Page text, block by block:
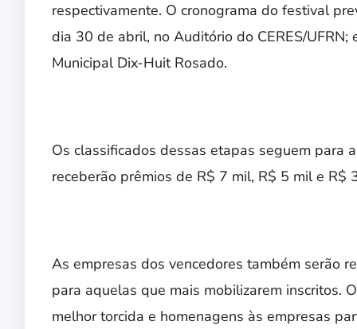
respectivamente. O cronograma do festival
dia 30 de abril, no Auditório do CERES/
Municipal Dix-Huit Rosado.
Os classificados dessas etapas seguem para
receberão prêmios de R$ 7 mil, R$ 5 mil e R$
As empresas dos vencedores também serão
para aquelas que mais mobilizarem inscritos.
melhor torcida e homenagens às empresas